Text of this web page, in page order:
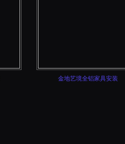
金地艺境全铝家具安装